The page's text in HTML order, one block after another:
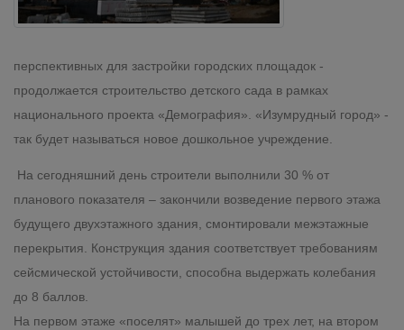
перспективных для застройки городских площадок -
продолжается строительство детского сада в рамках
национального проекта «Демография». «Изумрудный город» -
так будет называться новое дошкольное учреждение.
На сегодняшний день строители выполнили 30 % от
планового показателя – закончили возведение первого этажа
будущего двухэтажного здания, смонтировали межэтажные
перекрытия. Конструкция здания соответствует требованиям
сейсмической устойчивости, способна выдержать колебания
до 8 баллов.
На первом этаже «поселят» малышей до трех лет, на втором